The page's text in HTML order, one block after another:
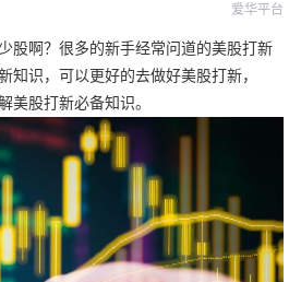
爱华平台
啊？很多的新手经常问道的美股打新
知识，可以更好的去做好美股打新，
美股打新必备知识。